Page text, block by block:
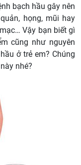
bạch hầu gây nên
họng, mũi hay
Vậy bạn biết gì
cũng như nguyên
ở trẻ em? Chúng
nhé?